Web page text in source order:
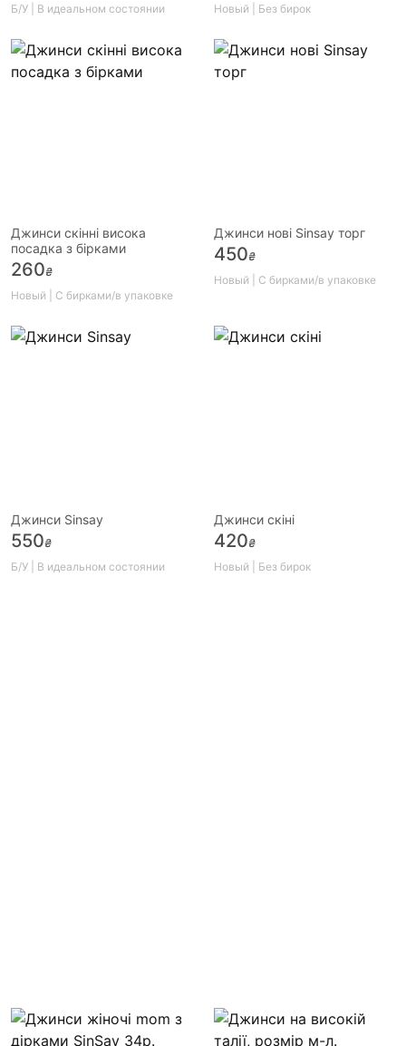
Б/У | В идеальном состоянии
Новый | Без бирок
Джинси скінні висока
посадка з бірками
260₴
Новый | С бирками/в упаковке
Джинси нові Sinsay торг
450₴
Новый | С бирками/в упаковке
Джинси Sinsay
550₴
Б/У | В идеальном состоянии
Джинси скіні
420₴
Новый | Без бирок